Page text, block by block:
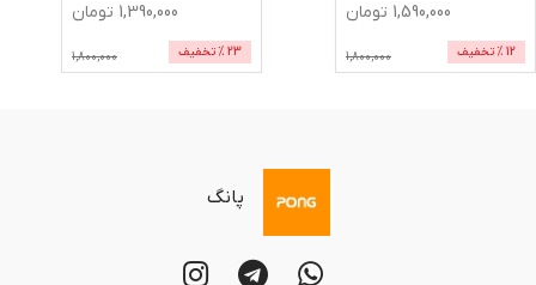
1,590,000 تومان
12 % تخفیف 1,800,000
1,390,000 تومان
23 % تخفیف 1,800,000
پانگ